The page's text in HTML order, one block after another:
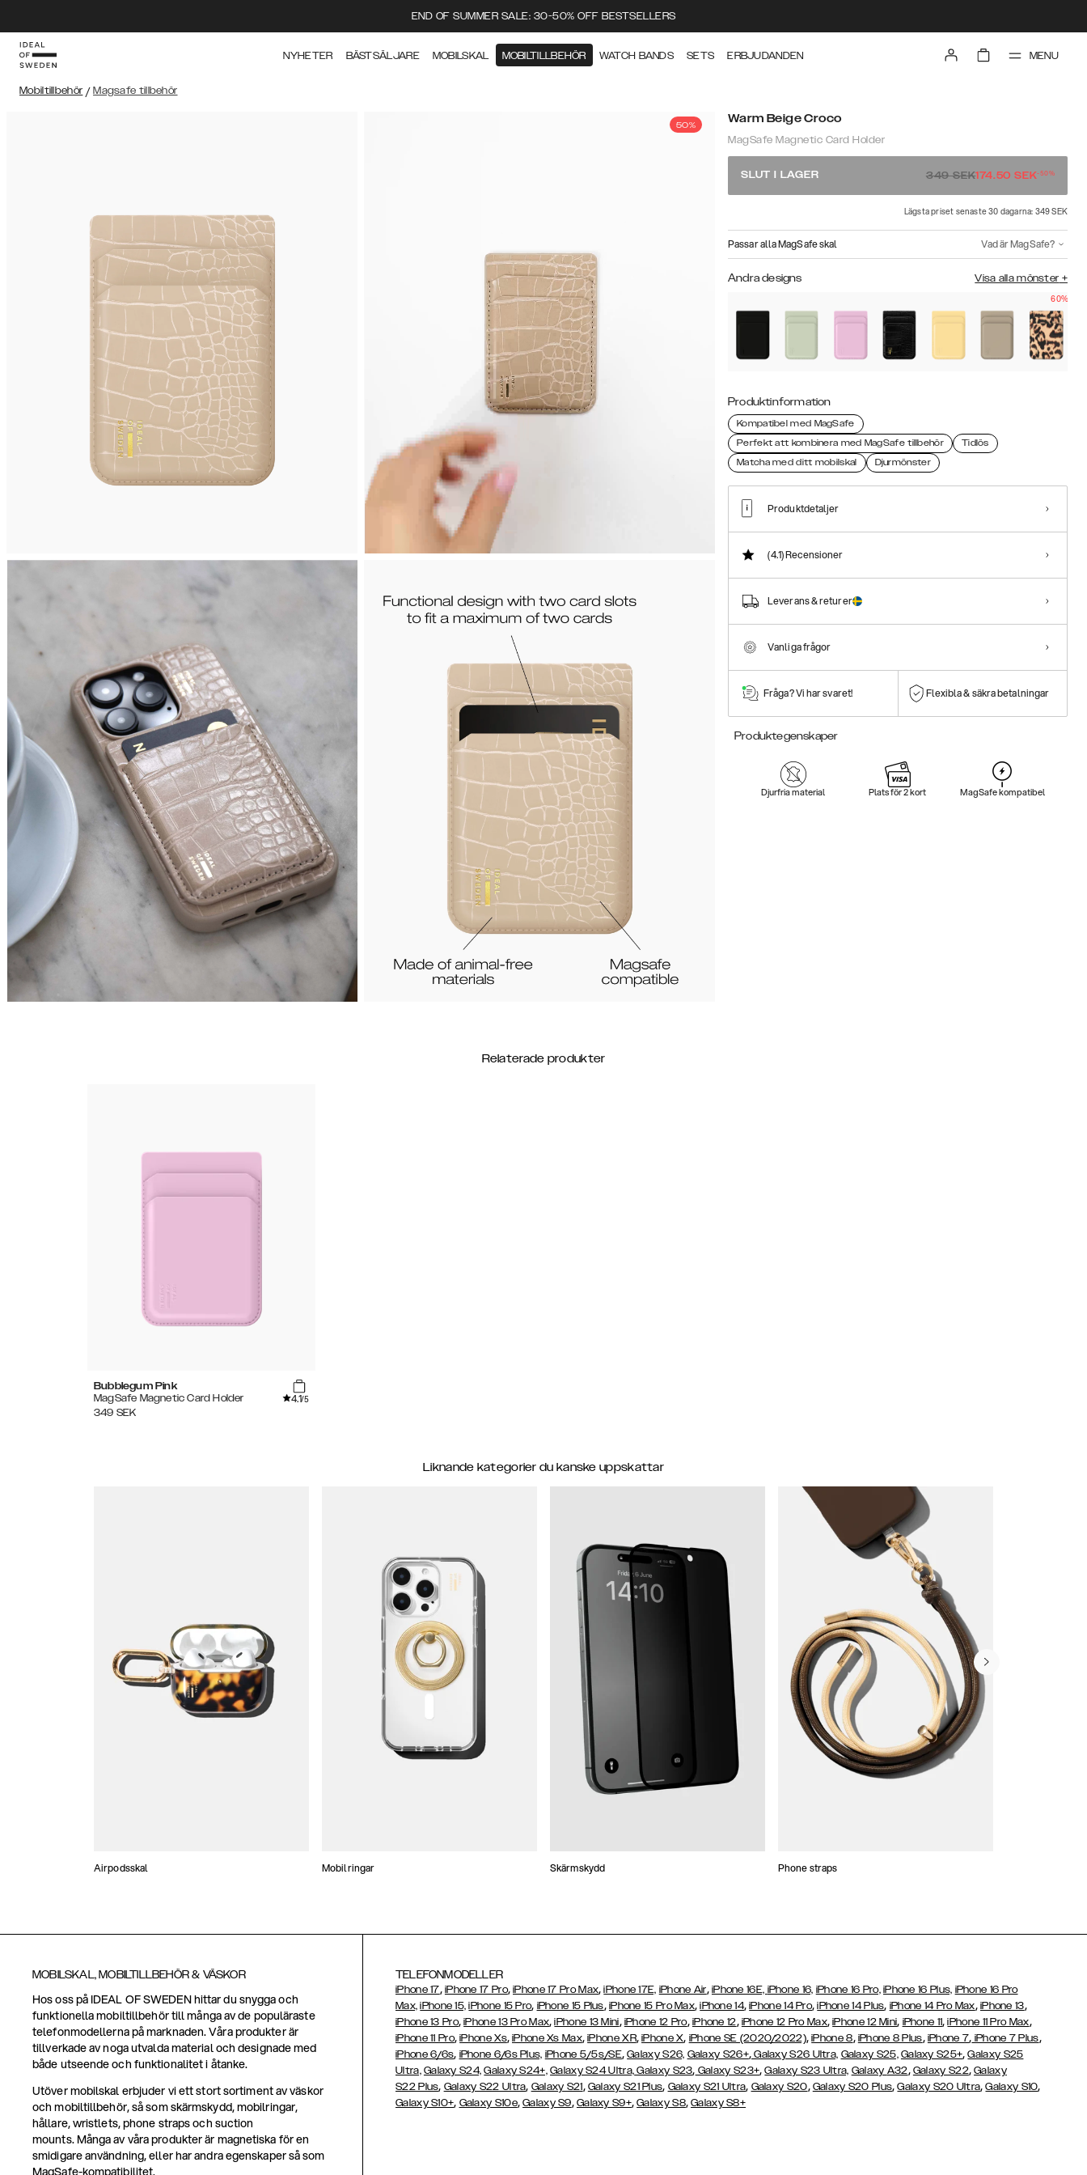
END OF SUMMER SALE: 30-50% OFF BESTSELLERS
NYHETER BÄSTSÄLJARE MOBILSKAL MOBILTILLBEHÖR WATCH BANDS SETS ERBJUDANDEN MENU
Mobiltillbehör / Magsafe tillbehör
50% Warm Beige Croco
MagSafe Magnetic Card Holder
SLUT I LAGER 349SEK174.50 SEK-50%
Lägsta priset senaste 30 dagarna: 349 SEK
Passar alla MagSafe skal Vad är MagSafe?
Andra designs Visa alla mönster +
60%
Produktinformation
Kompatibel med MagSafe
Perfekt att kombinera med MagSafe tillbehör
Tidlös
Matcha med ditt mobilskal
Djurmönster
Produktdetaljer
(4.1)Recensioner
Leverans & returer
Vanliga frågor
Fråga? Vi har svaret! Flexibla & säkra betalningar
Produktegenskaper
Djurfria material Plats för 2 kort MagSafe kompatibel
Relaterade produkter
Bubblegum Pink
MagSafe Magnetic Card Holder
4.1/5
349 SEK
Liknande kategorier du kanske uppskattar
Airpodsskal Mobilringar Skärmskydd Phone straps
MOBILSKAL, MOBILTILLBEHÖR & VÄSKOR
Hos oss på IDEAL OF SWEDEN hittar du snygga och
funktionella mobiltillbehör till många av de populäraste
telefonmodellerna på marknaden. Våra produkter är
tillverkade av noga utvalda material och designade med
både utseende och funktionalitet i åtanke.
Utöver mobilskal erbjuder vi ett stort sortiment av väskor
och mobiltillbehör, så som skärmskydd, mobilringar,
hållare, wristlets, phone straps och suction
mounts. Många av våra produkter är magnetiska för en
smidigare användning, eller har andra egenskaper så som
TELEFONMODELLER
iPhone 17, iPhone 17 Pro,iPhone 17 Pro Max,iPhone 17E, iPhone Air, iPhone 16E, iPhone 16, iPhone 16 Pro, iPhone 16 Plus, iPhone 16 Pro
Max, iPhone 15, iPhone 15 Pro, iPhone 15 Plus, iPhone 15 Pro Max,iPhone 14,iPhone 14 Pro,iPhone 14 Plus, iPhone 14 Pro Max, iPhone 13,
iPhone 13 Pro,iPhone 13 Pro Max,iPhone 13 Mini, iPhone 12 Pro, iPhone 12, iPhone 12 Pro Max,iPhone 12 Mini, iPhone 11,iPhone 11 Pro Max,
iPhone 11 Pro,iPhone Xs,iPhone Xs Max,iPhone XR,iPhone X, iPhone SE (2020/2022),iPhone 8, iPhone 8 Plus, iPhone 7, iPhone 7 Plus,
iPhone 6/6s, iPhone 6/6s Plus, iPhone 5/5s/SE,Galaxy S26, Galaxy S26+,Galaxy S26 Ultra, Galaxy S25, Galaxy S25+,Galaxy S25
Ultra, Galaxy S24, Galaxy S24+, Galaxy S24 Ultra, Galaxy S23, Galaxy S23+,Galaxy S23 Ultra, Galaxy A32, Galaxy S22,Galaxy
S22 Plus, Galaxy S22 Ultra, Galaxy S21, Galaxy S21 Plus, Galaxy S21 Ultra, Galaxy S20, Galaxy S20 Plus,Galaxy S20 Ultra,Galaxy S10,
Galaxy S10+, Galaxy S10e,Galaxy S9, Galaxy S9+,Galaxy S8,Galaxy S8+